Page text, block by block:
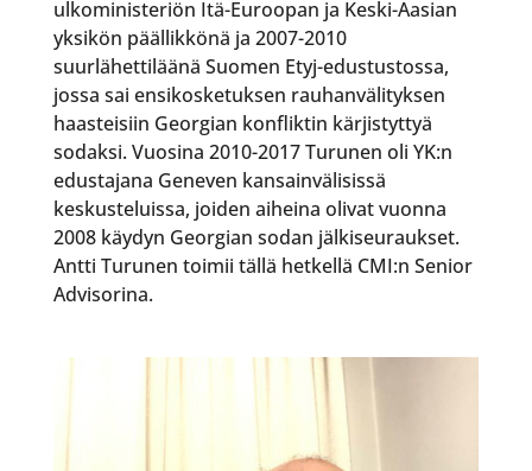
ulkoministeriön Itä-Euroopan ja Keski-Aasian
yksikön päällikkönä ja 2007-2010
suurlähettiläänä Suomen Etyj-edustustossa,
jossa sai ensikosketuksen rauhanvälityksen
haasteisiin Georgian konfliktin kärjistyttyä
sodaksi. Vuosina 2010-2017 Turunen oli YK:n
edustajana Geneven kansainvälisissä
keskusteluissa, joiden aiheina olivat vuonna
2008 käydyn Georgian sodan jälkiseuraukset.
Antti Turunen toimii tällä hetkellä CMI:n Senior
Advisorina.